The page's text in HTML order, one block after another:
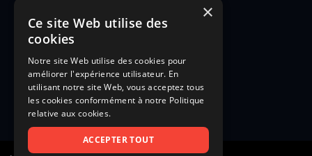
×
Ce site Web utilise des
cookies
Notre site Web utilise des cookies pour
améliorer l'expérience utilisateur. En
utilisant notre site Web, vous acceptez tous
les cookies conformément à notre Politique
relative aux cookies.
ACCEPTER TOUT